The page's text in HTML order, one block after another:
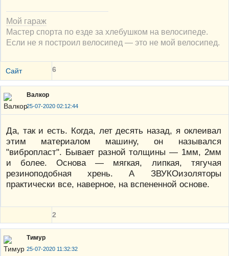
Мой гараж
Мастер спорта по езде за хлебушком на велосипеде.
Если не я построил велосипед — это не мой велосипед.
Сайт 6
Валкор
25-07-2020 02:12:44
Да, так и есть. Когда, лет десять назад, я оклеивал
этим материалом машину, он назывался
"вибропласт". Бывает разной толщины — 1мм, 2мм
и более. Основа — мягкая, липкая, тягучая
резиноподобная хрень. А ЗВУКОизоляторы
практически все, наверное, на вспененной основе.
2
Тимур
25-07-2020 11:32:32